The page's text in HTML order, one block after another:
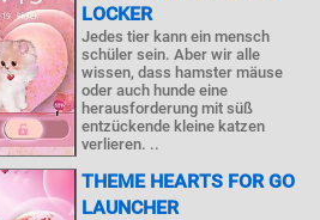
LOCKER
Jedes tier kann ein mensch
schüler sein. Aber wir alle
wissen, dass hamster mäuse
oder auch hunde eine
herausforderung mit süß
entzückende kleine katzen
verlieren. ..
THEME HEARTS FOR GO
LAUNCHER